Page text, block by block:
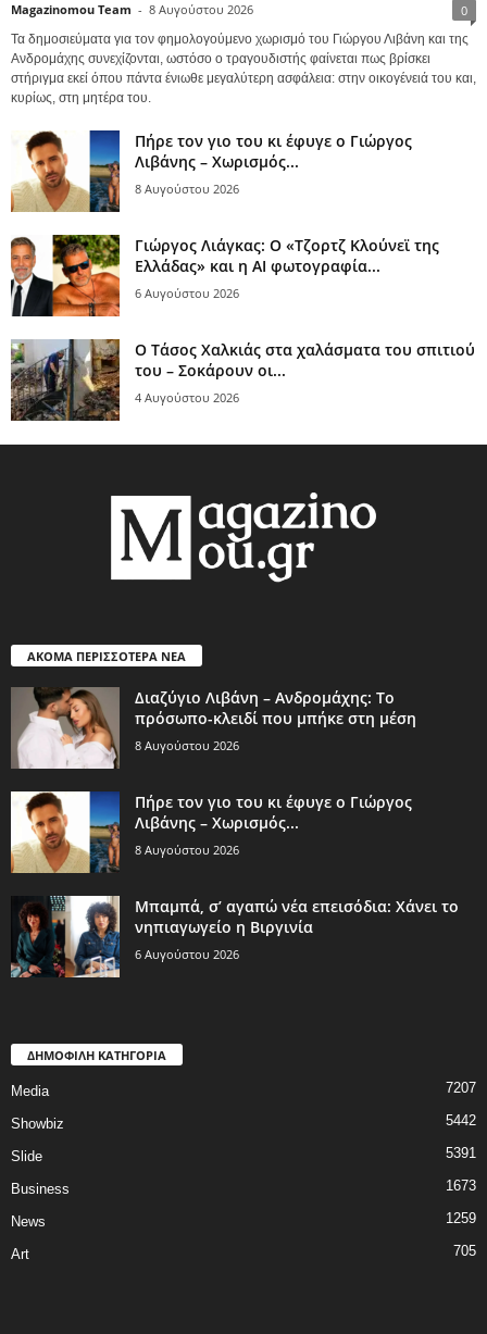
Magazinomou Team - 8 Αυγούστου 2026 0
Τα δημοσιεύματα για τον φημολογούμενο χωρισμό του Γιώργου Λιβάνη και της
Ανδρομάχης συνεχίζονται, ωστόσο ο τραγουδιστής φαίνεται πως βρίσκει
στήριγμα εκεί όπου πάντα ένιωθε μεγαλύτερη ασφάλεια: στην οικογένειά του και,
κυρίως, στη μητέρα του.
Πήρε τον γιο του κι έφυγε ο Γιώργος
Λιβάνης – Χωρισμός...
8 Αυγούστου 2026
Γιώργος Λιάγκας: Ο «Τζορτζ Κλούνεϊ της
Ελλάδας» και η AI φωτογραφία...
6 Αυγούστου 2026
Ο Τάσος Χαλκιάς στα χαλάσματα του σπιτιού
του – Σοκάρουν οι...
4 Αυγούστου 2026
ΑΚΟΜΑ ΠΕΡΙΣΣΟΤΕΡΑ ΝΕΑ
Διαζύγιο Λιβάνη – Ανδρομάχης: Το
πρόσωπο-κλειδί που μπήκε στη μέση
8 Αυγούστου 2026
Πήρε τον γιο του κι έφυγε ο Γιώργος
Λιβάνης – Χωρισμός...
8 Αυγούστου 2026
Μπαμπά, σ’ αγαπώ νέα επεισόδια: Χάνει το
νηπιαγωγείο η Βιργινία
6 Αυγούστου 2026
ΔΗΜΟΦΙΛΗ ΚΑΤΗΓΟΡΙΑ
Media 7207
Showbiz 5442
Slide 5391
Business 1673
News 1259
Art 705